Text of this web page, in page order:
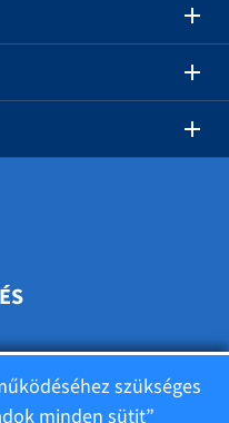
szükséges
minden sütit”